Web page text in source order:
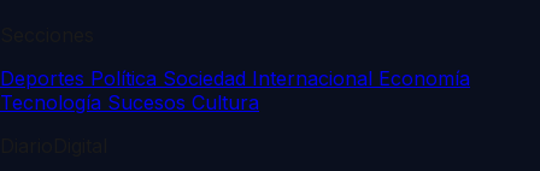
Deportes Política Sociedad Internacional Economía
Tecnología Sucesos Cultura